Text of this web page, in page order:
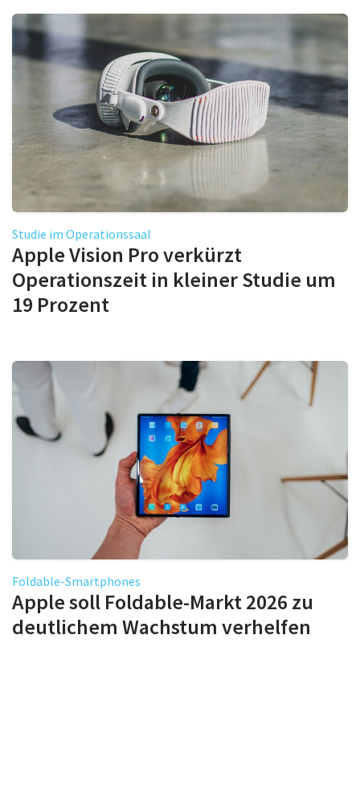
Studie im Operationssaal
Apple Vision Pro verkürzt
Operationszeit in kleiner Studie um
19 Prozent
Foldable-Smartphones
Apple soll Foldable-Markt 2026 zu
deutlichem Wachstum verhelfen